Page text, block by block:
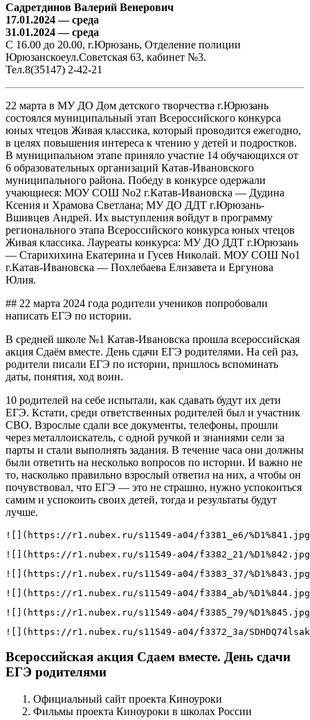
Садретдинов Валерий Венерович
17.01.2024 — среда
31.01.2024 — среда
С 16.00 до 20.00, г.Юрюзань, Отделение полиции
Юрюзанскоеул.Советская 63, кабинет №3.
Тел.8(35147) 2-42-21
22 марта в МУ ДО Дом детского творчества г.Юрюзань
состоялся муниципальный этап Всероссийского конкурса
юных чтецов Живая классика, который проводится ежегодно,
в целях повышения интереса к чтению у детей и подростков.
В муниципальном этапе приняло участие 14 обучающихся от
6 образовательных организаций Катав-Ивановского
муниципального района. Победу в конкурсе одержали
учающиеся: МОУ СОШ No2 г.Катав-Ивановска — Дудина
Ксения и Храмова Светлана; МУ ДО ДДТ г.Юрюзань-
Вшивцев Андрей. Их выступления войдут в программу
регионального этапа Всероссийского конкурса юных чтецов
Живая классика. Лауреаты конкурса: МУ ДО ДДТ г.Юрюзань
— Старихихина Екатерина и Гусев Николай. МОУ СОШ No1
г.Катав-Ивановска — Похлебаева Елизавета и Ергунова
Юлия.
## 22 марта 2024 года родители учеников попробовали
написать ЕГЭ по истории.
В средней школе №1 Катав-Ивановска прошла всероссийская
акция Сдаём вместе. День сдачи ЕГЭ родителями. На сей раз,
родители писали ЕГЭ по истории, пришлось вспоминать
даты, понятия, ход воин.
10 родителей на себе испытали, как сдавать будут их дети
ЕГЭ. Кстати, среди ответственных родителей был и участник
СВО. Взрослые сдали все документы, телефоны, прошли
через металлоискатель, с одной ручкой и знаниями сели за
парты и стали выполнять задания. В течение часа они должны
были ответить на несколько вопросов по истории. И важно не
то, насколько правильно взрослый ответил на них, а чтобы он
почувствовал, что ЕГЭ — это не страшно, нужно успокоиться
самим и успокоить своих детей, тогда и результаты будут
лучше.
![](https://r1.nubex.ru/s11549-a04/f3381_e6/
![](https://r1.nubex.ru/s11549-a04/f3382_21/
![](https://r1.nubex.ru/s11549-a04/f3383_37/
![](https://r1.nubex.ru/s11549-a04/f3384_ab/
![](https://r1.nubex.ru/s11549-a04/f3385_79/
![](https://r1.nubex.ru/s11549-a04/f3372_3a/
Всероссийская акция Сдаем вместе. День сдачи
ЕГЭ родителями
Официальный сайт проекта Киноуроки
Фильмы проекта Киноуроки в школах России